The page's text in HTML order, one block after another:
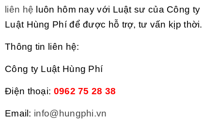
liên hệ luôn hôm nay với Luật sư của Công ty
Luật Hùng Phí để được hỗ trợ, tư vấn kịp thời.
Thông tin liên hệ:
Công ty Luật Hùng Phí
Điện thoại: 0962 75 28 38
Email: info@hungphi.vn